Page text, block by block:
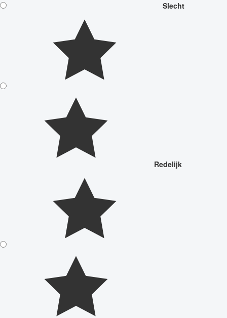
Slecht
Redelijk